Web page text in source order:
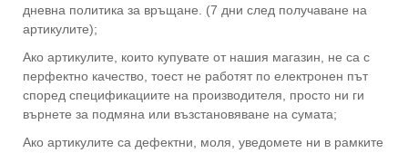
дневна политика за връщане. (7 дни след получаване на
артикулите);
Ако артикулите, които купувате от нашия магазин, не са с
перфектно качество, тоест не работят по електронен път
според спецификациите на производителя, просто ни ги
върнете за подмяна или възстановяване на сумата;
Ако артикулите са дефектни, моля, уведомете ни в рамките